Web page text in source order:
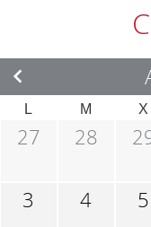
L M X
27 28
3 4 5